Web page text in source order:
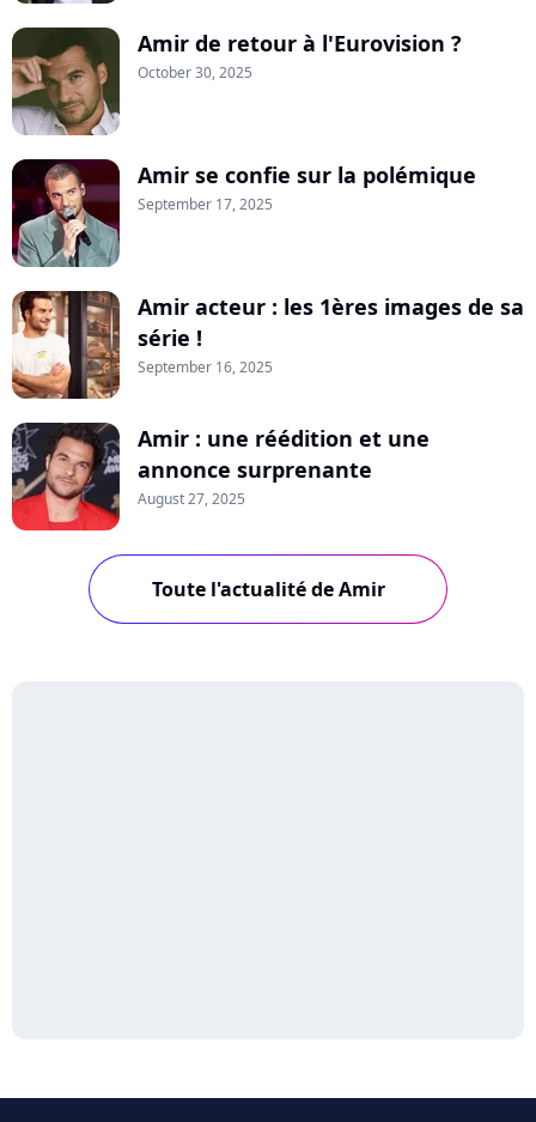
Amir de retour à l'Eurovision ?
October 30, 2025
Amir se confie sur la polémique
September 17, 2025
Amir acteur : les 1ères images de sa
série !
September 16, 2025
Amir : une réédition et une
annonce surprenante
August 27, 2025
Toute l'actualité de Amir